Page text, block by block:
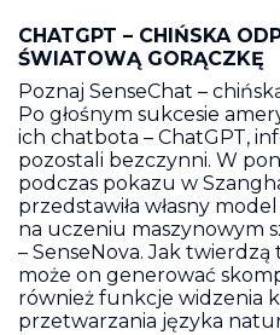
CHATGPT – CHIŃSKA
ŚWIATOWĄ GORĄCZKĘ
Poznaj SenseChat –
Po głośnym sukcesie
ich chatbota – ChatGPT,
pozostali bezczynni. W
podczas pokazu w
przedstawiła własny
na uczeniu maszynowym
– SenseNova. Jak
może on generować
również funkcje widzenia
przetwarzania języka